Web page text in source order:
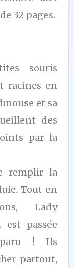
32 pages.
souris
racines en
et sa
des
par la
remplir la
Tout en
Lady
est passée
! Ils
partout,